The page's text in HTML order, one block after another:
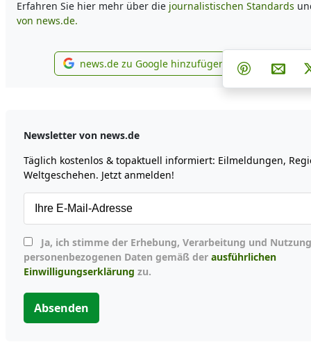
Erfahren Sie hier mehr über die journalistischen Standards
von news.de.
news.de zu Google hinzufügen
news.de zu Google hinzufügen Teilen
Teilen auf
Per
Newsletter von news.de
Täglich kostenlos & topaktuell informiert: Eilmeldungen,
Weltgeschehen. Jetzt anmelden!
personenbezogenen Daten gemäß der ausführlichen
Einwilligungserklärung zu.
Absenden